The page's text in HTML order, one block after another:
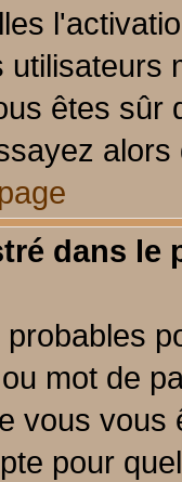
êtes sûr
dans le
mot de
vous
pour